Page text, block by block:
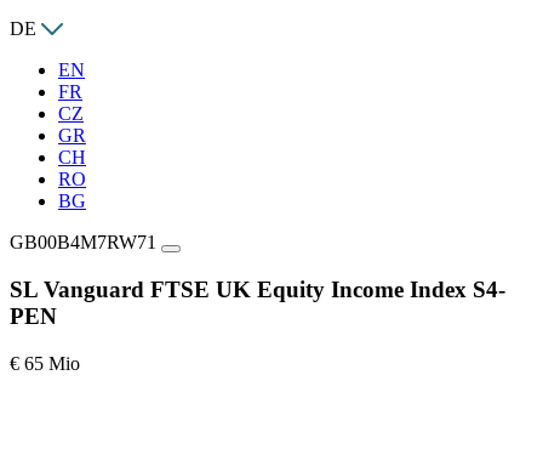
DE
EN
FR
CZ
GR
CH
RO
BG
GB00B4M7RW71
SL Vanguard FTSE UK Equity Income Index S4-
PEN
€ 65 Mio